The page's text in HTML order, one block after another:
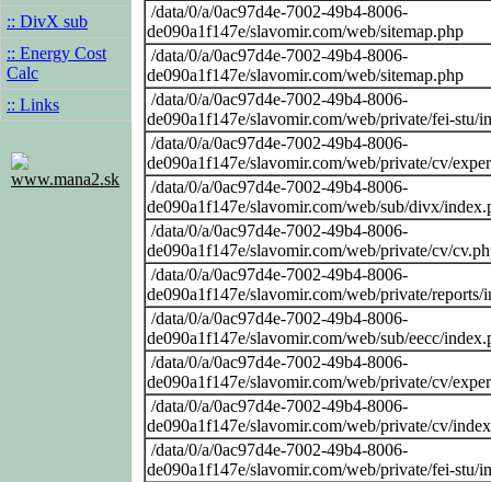
:: DivX sub
:: Energy Cost
Calc
:: Links
www.mana2.sk
/data/0/a/0ac97d4e-7002-49b4-8006-
de090a1f147e/slavomir.com/web/sitemap.php
/data/0/a/0ac97d4e-7002-49b4-8006-
de090a1f147e/slavomir.com/web/sitemap.php
/data/0/a/0ac97d4e-7002-49b4-8006-
de090a1f147e/slavomir.com/web/private/fei-stu/
/data/0/a/0ac97d4e-7002-49b4-8006-
de090a1f147e/slavomir.com/web/private/cv/
/data/0/a/0ac97d4e-7002-49b4-8006-
de090a1f147e/slavomir.com/web/sub/divx/
/data/0/a/0ac97d4e-7002-49b4-8006-
de090a1f147e/slavomir.com/web/private/cv/
/data/0/a/0ac97d4e-7002-49b4-8006-
de090a1f147e/slavomir.com/web/private/reports/
/data/0/a/0ac97d4e-7002-49b4-8006-
de090a1f147e/slavomir.com/web/sub/eecc/
/data/0/a/0ac97d4e-7002-49b4-8006-
de090a1f147e/slavomir.com/web/private/cv/
/data/0/a/0ac97d4e-7002-49b4-8006-
de090a1f147e/slavomir.com/web/private/cv/
/data/0/a/0ac97d4e-7002-49b4-8006-
de090a1f147e/slavomir.com/web/private/fei-stu/